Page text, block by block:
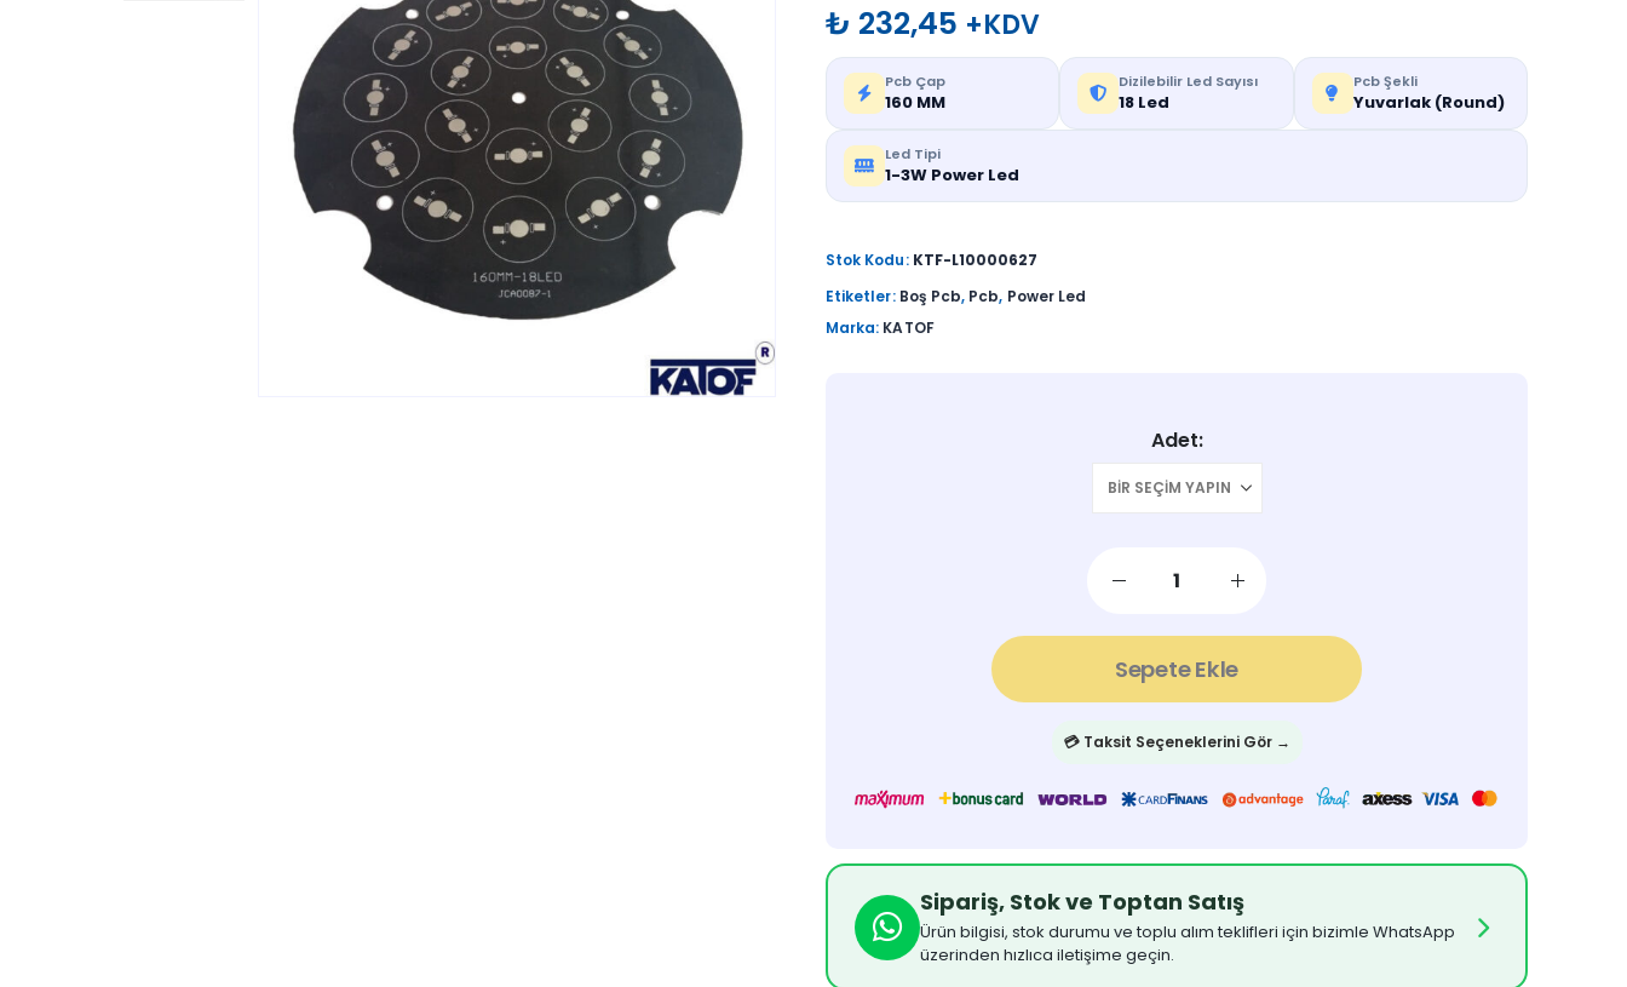
₺ 232,45 +KDV
Pcb Çap
160 MM
Dizilebilir Led Sayısı
18 Led
Pcb Şekli
Yuvarlak (Round)
Led Tipi
1-3W Power Led
Stok Kodu: KTF-L10000627
Etiketler: Boş Pcb, Pcb, Power Led
Marka: KATOF
Adet
Sepete Ekle
💳 Taksit Seçeneklerini Gör →
Sipariş, Stok ve Toptan Satış
Ürün bilgisi, stok durumu ve toplu alım teklifleri için bizimle WhatsApp
üzerinden hızlıca iletişime geçin.